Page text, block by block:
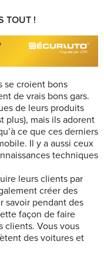
TOUT !
se croient bons
de vrais bons gars.
de leurs produits
plus), mais ils adorent
ce que ces derniers
Il y a aussi ceux
techniques
leurs clients par
créer des
savoir pendant des
façon de faire
clients. Vous vous
des voitures et